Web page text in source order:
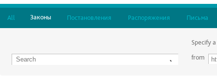
All Законы Постановления Распоряжения Письма
Specify
from